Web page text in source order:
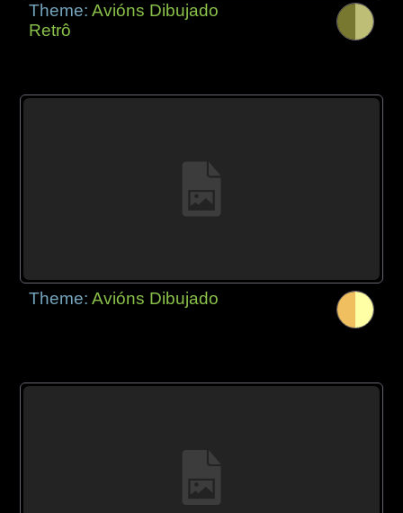
Theme:Avións Dibujado
Retrô
Theme:Avións Dibujado